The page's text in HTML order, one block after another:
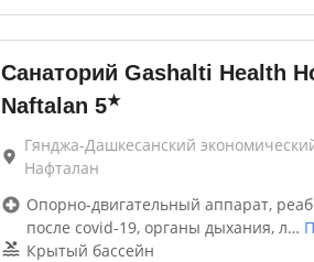
Санаторий Gashalti Health
Naftalan 5★
Гянджа-Дашкесанский
Нафталан
Опорно-двигательный аппарат,
после covid-19, органы дыхания, л…
Крытый бассейн